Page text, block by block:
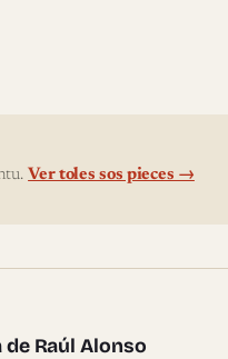
Ver toles sos pieces →
Raúl Alonso